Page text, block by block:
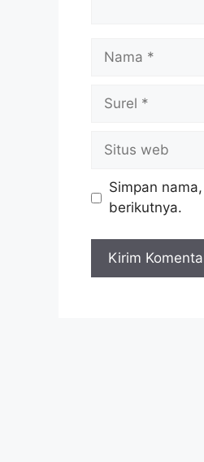
Nama
Surel
Situs
web
Simpan
berikutnya.